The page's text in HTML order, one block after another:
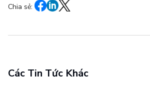
Chia sẻ:
Các Tin Tức Khác